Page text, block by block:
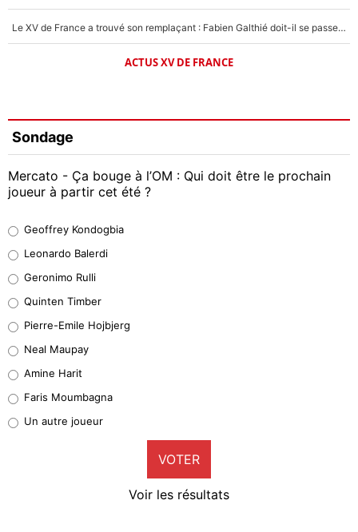
Le XV de France a trouvé son remplaçant : Fabien Galthié doit-il se passer d'Antoine Dupont ?
ACTUS XV DE FRANCE
Sondage
Mercato - Ça bouge à l’OM : Qui doit être le prochain
joueur à partir cet été ?
38%
32%
5%
1%
9%
Geoffrey Kondogbia
Leonardo Balerdi
Geronimo Rulli
Quinten Timber
Pierre-Emile Hojbjerg
Neal Maupay
Amine Harit
Faris Moumbagna
Un autre joueur
VOTER
Voir les résultats